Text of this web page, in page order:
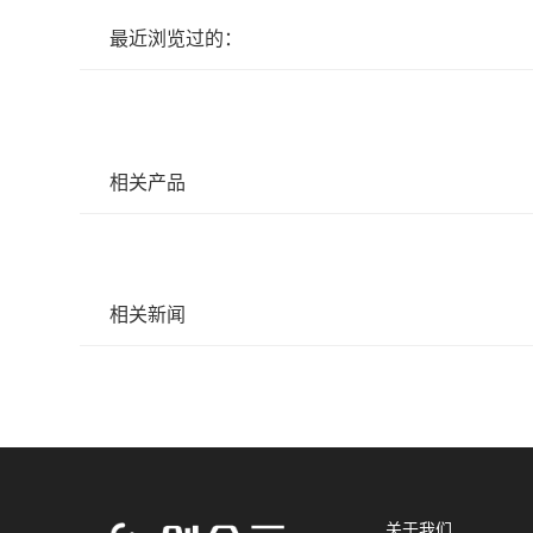
最近浏览过的：
相关产品
相关新闻